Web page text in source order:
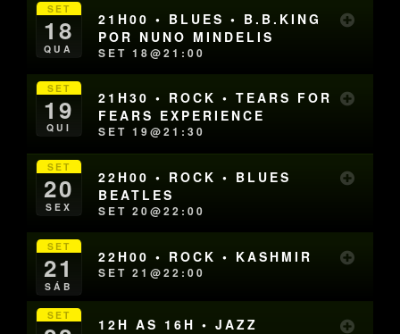
SET
18
QUA
21H00 • BLUES • B.B.KING
POR NUNO MINDELIS
SET 18@21:00
SET
19
QUI
21H30 • ROCK • TEARS FOR
FEARS EXPERIENCE
SET 19@21:30
SET
20
SEX
22H00 • ROCK • BLUES
BEATLES
SET 20@22:00
SET
21
SÁB
22H00 • ROCK • KASHMIR
SET 21@22:00
SET
12H AS 16H • JAZZ